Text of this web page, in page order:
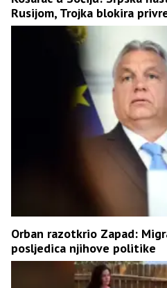
Rusijom, Trojka blokira
Orban razotkrio Zapad:
posljedica njihove politike